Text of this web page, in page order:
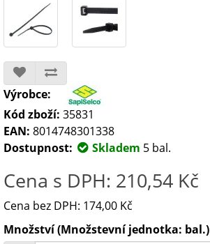
Výrobce:
Kód zboží: 35831
EAN: 8014748301338
Dostupnost:
Skladem 5 bal.
Cena s DPH: 210,54 Kč
Cena bez DPH: 174,00 Kč
Množství (Množstevní jednotka: bal.)